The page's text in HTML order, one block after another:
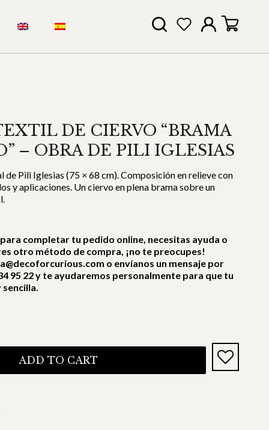
DE CIERVO “BRAMA
– OBRA DE PILI IGLESIAS
de Pili Iglesias (75 × 68 cm). Composición en relieve con
y aplicaciones. Un ciervo en plena brama sobre un
completar tu pedido online, necesitas ayuda o
otro método de compra, ¡no te preocupes!
o envíanos un mensaje por
95 22 y te ayudaremos personalmente para que tu
ADD TO CART